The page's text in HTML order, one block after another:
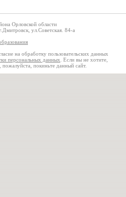
Орловской области
ул.Советская. 84-а
на обработку пользовательских данных
персональных данных . Если вы не хотите,
покиньте данный сайт.